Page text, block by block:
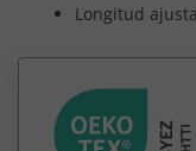
Longitud